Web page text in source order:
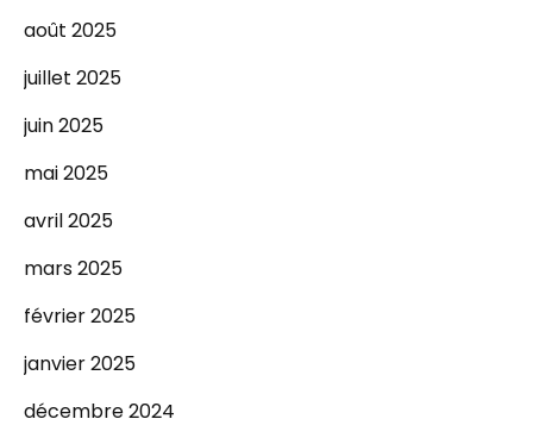
août 2025
juillet 2025
juin 2025
mai 2025
avril 2025
mars 2025
février 2025
janvier 2025
décembre 2024